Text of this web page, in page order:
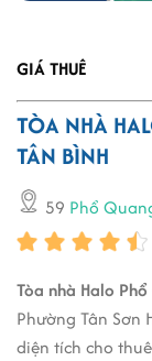
GIÁ THUÊ
TÒA NHÀ
TÂN BÌNH
59 Phổ
Tòa nhà Halo
Phường Tân Sơn
diện tích cho